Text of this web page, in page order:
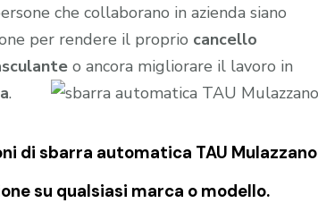
che collaborano in azienda siano
per rendere il proprio cancello
o ancora migliorare il lavoro in
.
di sbarra automatica TAU Mulazzano
su qualsiasi marca o modello.